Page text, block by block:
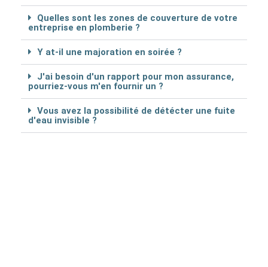
Quelles sont les zones de couverture de votre
entreprise en plomberie ?
Y at-il une majoration en soirée ?
J'ai besoin d'un rapport pour mon assurance,
pourriez-vous m'en fournir un ?
Vous avez la possibilité de détécter une fuite
d'eau invisible ?